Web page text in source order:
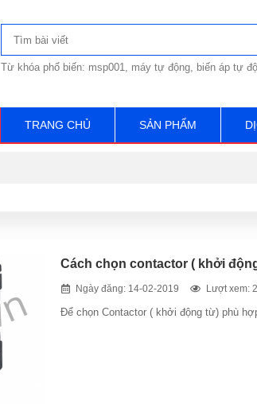
Từ khóa phổ biến: msp001, máy tự động, biến áp tự
TRANG CHỦ SẢN PHẨM
Cách chọn contactor ( khởi
Ngày đăng: 14-02-2019 Lượt xem:
Để chọn Contactor ( khởi động từ) phù